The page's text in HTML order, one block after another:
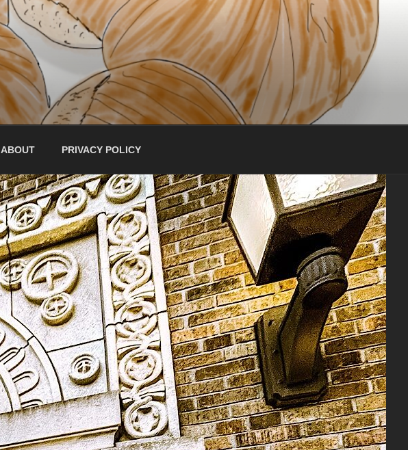
ABOUT PRIVACY POLICY